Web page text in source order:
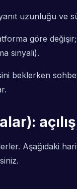
uzunluğu
göre değişir;
sinyali).
beklerken
Aşağıdaki